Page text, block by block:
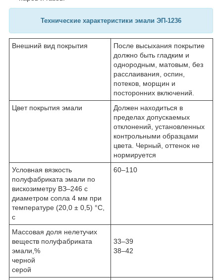
Технические характеристики эмали ЭП-1236
Внешний вид покрытия
После высыхания покрытие
должно быть гладким и
однородным, матовым, без
расслаивания, оспин,
потеков, морщин и
посторонних включений.
Цвет покрытия эмали
Должен находиться в
пределах допускаемых
отклонений, установленных
контрольными образцами
цвета. Черный, оттенок не
нормируется
Условная вязкость
полуфабриката эмали по
вискозиметру ВЗ–246 с
диаметром сопла 4 мм при
температуре (20,0 ± 0,5) °C,
с
60–110
Массовая доля нелетучих
веществ полуфабриката
эмали,%
черной
серой
33–39
38–42